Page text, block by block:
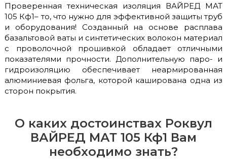
Проверенная техническая изоляция ВАЙРЕД МАТ
105 Кф1– то, что нужно для эффективной защиты труб
и оборудования! Созданный на основе расплава
базальтовой ваты и синтетических волокон материал
с проволочной прошивкой обладает отличными
показателями прочности. Дополнительную паро- и
гидроизоляцию обеспечивает неармированная
алюминиевая фольга, которой каширована одна из
сторон покрытия.
О каких достоинствах Роквул
ВАЙРЕД МАТ 105 Кф1 Вам
необходимо знать?